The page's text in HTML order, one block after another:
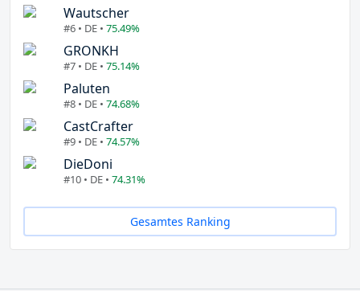
Wautscher
#6 • DE • 75.49%
GRONKH
#7 • DE • 75.14%
Paluten
#8 • DE • 74.68%
CastCrafter
#9 • DE • 74.57%
DieDoni
#10 • DE • 74.31%
Gesamtes Ranking